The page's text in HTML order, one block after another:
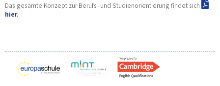
Das gesamte Konzept zur Berufs- und Studienorientierung findet sich
hier.